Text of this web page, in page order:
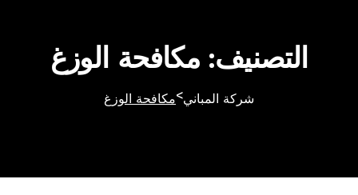
التصنيف: مكافحة الوزغ
شركة المباني>مكافحة الوزغ